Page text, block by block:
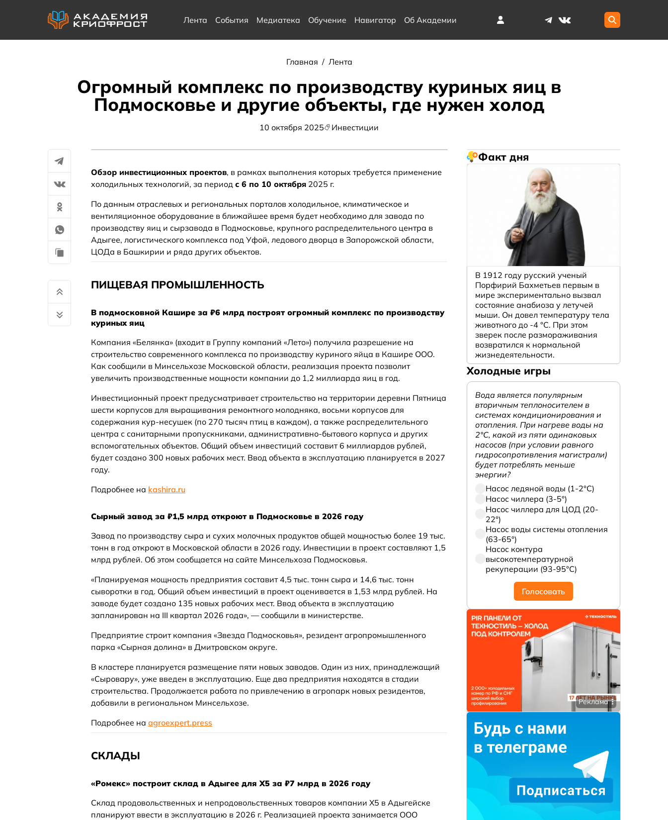
Лента События Медиатека Обучение Навигатор Об Академии
Главная / Лента
Огромный комплекс по производству куриных яиц в
Подмосковье и другие объекты, где нужен холод
10 октября 2025 Инвестиции
Обзор инвестиционных проектов, в рамках выполнения которых требуется применение
холодильных технологий, за период с 6 по 10 октября 2025 г.
По данным отраслевых и региональных порталов холодильное, климатическое и
вентиляционное оборудование в ближайшее время будет необходимо для завода по
производству яиц и сырзавода в Подмосковье, крупного распределительного центра в
Адыгее, логистического комплекса под Уфой, ледового дворца в Запорожской области,
ЦОДа в Башкирии и ряда других объектов.
ПИЩЕВАЯ ПРОМЫШЛЕННОСТЬ
В подмосковной Кашире за ₽6 млрд построят огромный комплекс по производству
куриных яиц
Компания «Белянка» (входит в Группу компаний «Лето») получила разрешение на
строительство современного комплекса по производству куриного яйца в Кашире ООО.
Как сообщили в Минсельхозе Московской области, реализация проекта позволит
увеличить производственные мощности компании до 1,2 миллиарда яиц в год.
Инвестиционный проект предусматривает строительство на территории деревни Пятница
шести корпусов для выращивания ремонтного молодняка, восьми корпусов для
содержания кур-несушек (по 270 тысяч птиц в каждом), а также распределительного
центра с санитарными пропускниками, административно-бытового корпуса и других
вспомогательных объектов. Общий объем инвестиций составит 6 миллиардов рублей,
будет создано 300 новых рабочих мест. Ввод объекта в эксплуатацию планируется в 2027
году.
Подробнее на kashira.ru
Сырный завод за ₽1,5 млрд откроют в Подмосковье в 2026 году
Завод по производству сыра и сухих молочных продуктов общей мощностью более 19 тыс.
тонн в год откроют в Московской области в 2026 году. Инвестиции в проект составляют 1,5
млрд рублей. Об этом сообщается на сайте Минсельхоза Подмосковья.
«Планируемая мощность предприятия составит 4,5 тыс. тонн сыра и 14,6 тыс. тонн
сыворотки в год. Общий объем инвестиций в проект оценивается в 1,53 млрд рублей. На
заводе будет создано 135 новых рабочих мест. Ввод объекта в эксплуатацию
запланирован на III квартал 2026 года», — сообщили в министерстве.
Предприятие строит компания «Звезда Подмосковья», резидент агропромышленного
парка «Сырная долина» в Дмитровском округе.
В кластере планируется размещение пяти новых заводов. Один из них, принадлежащий
«Сыровару», уже введен в эксплуатацию. Еще два предприятия находятся в стадии
строительства. Продолжается работа по привлечению в агропарк новых резидентов,
добавили в региональном Минсельхозе.
Подробнее на agroexpert.press
СКЛАДЫ
«Ромекс» построит склад в Адыгее для X5 за ₽7 млрд в 2026 году
Склад продовольственных и непродовольственных товаров компании Х5 в Адыгейске
планируют ввести в эксплуатацию в 2026 г. Реализацией проекта занимается ООО
Факт дня
В 1912 году русский ученый
Порфирий Бахметьев первым в
мире экспериментально вызвал
состояние анабиоза у летучей
мыши. Он довел температуру тела
животного до -4 °C. При этом
зверек после размораживания
возвратился к нормальной
жизнедеятельности.
Холодные игры
Вода является популярным
вторичным теплоносителем в
системах кондиционирования и
отопления. При нагреве воды на
2°С, какой из пяти одинаковых
насосов (при условии равного
гидросопротивления магистрали)
будет потреблять меньше
энергии?
Насос ледяной воды (1-2°С)
Насос чиллера (3-5°)
Насос чиллера для ЦОД (20-
22°)
Насос воды системы отопления
(63-65°)
Насос контура
высокотемпературной
рекуперации (93-95°С)
Голосовать
Реклама